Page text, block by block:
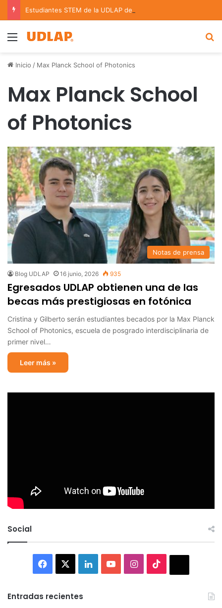
Menu
Inicio / Max Planck School of Photonics
Max Planck School
of Photonics
Notas de prensa
Blog UDLAP 16 junio, 2026 935
Egresados UDLAP obtienen una de las
becas más prestigiosas en fotónica
Cristina y Gilberto serán estudiantes becados por la Max Planck
School of Photonics, escuela de posgrado interdisciplinaria de
primer nivel…
Leer más »
Social
Facebook LinkedInYouTubeInstagram
Entradas recientes